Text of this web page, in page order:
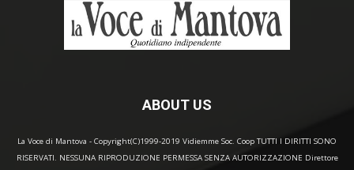
ABOUT US
La Voce di Mantova - Copyright(C)1999-2019 Vidiemme Soc. Coop TUTTI I DIRITTI SONO
RISERVATI. NESSUNA RIPRODUZIONE PERMESSA SENZA AUTORIZZAZIONE Direttore